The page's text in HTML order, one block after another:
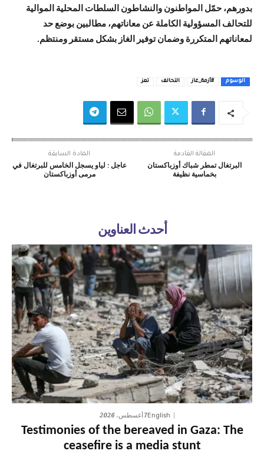
بدورهم، حمّل المواطنون والنشاطون السلطات المحلية الموالية
للتحالف المسؤولية الكاملة عن معاناتهم، مطالبين بوضع حد
لمعاناتهم المتكررة وضمان توفير الغاز بشكل مستقر ومنتظم.
الوسوم #أزمة_غاز التحالف تعز
المادة السابقة
عاجل : لياو يسجل الخامس للبرتغال في
مرمى أوزباكستان
المقالة القادمة
البرتغال تمطر شباك أوزباكستان
بخماسية نظيفة
أحدث العناوين
English7 أغسطس، 2026
Testimonies of the bereaved in Gaza: The
ceasefire is a media stunt